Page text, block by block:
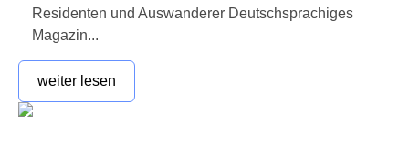
Residenten und Auswanderer Deutschsprachiges
Magazin...
weiter lesen